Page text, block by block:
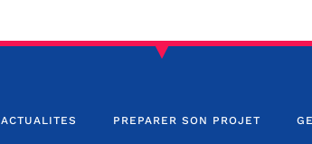
ACTUALITES PREPARER SON PROJET